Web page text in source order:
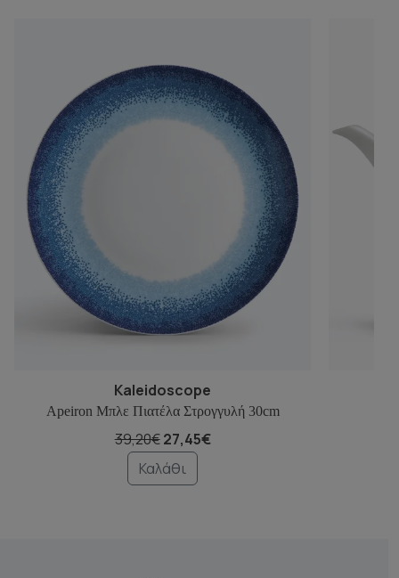
Kaleidoscope
Apeiron Μπλε Πιατέλα Στρογγυλή 30cm
39,20€27,45€
Καλάθι